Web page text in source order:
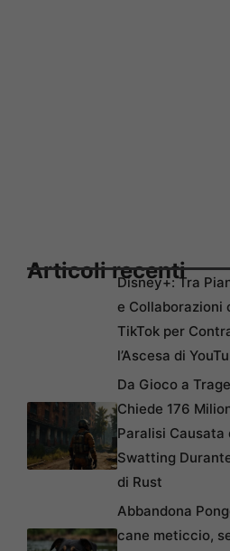
Articoli recenti
Disney+: Tra
e Collaborazioni
TikTok per
l’Ascesa di
Da Gioco a
Chiede 176
Paralisi Causata
Swatting
di Rust
Abbandona
cane meticcio,